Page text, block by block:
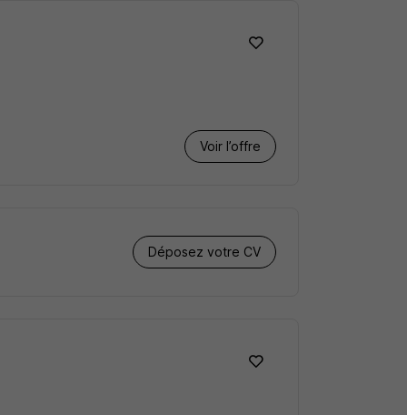
Voir l’offre
Déposez votre CV